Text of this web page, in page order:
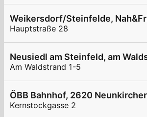
Weikersdorf/Steinfelde,
Hauptstraße 28
Neusiedl am Steinfeld, am
Am Waldstrand 1-5
ÖBB Bahnhof, 2620
Kernstockgasse 2